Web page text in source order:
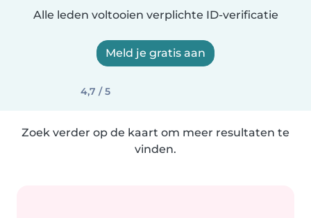
Alle leden voltooien verplichte ID-verificatie
Meld je gratis aan
4,7 / 5
Zoek verder op de kaart om meer resultaten te
vinden.